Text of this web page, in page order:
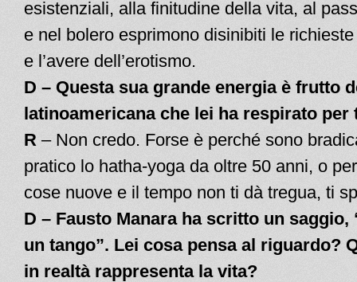
esistenziali, alla finitudine della vita, al
e nel bolero esprimono disinibiti le
e l’avere dell’erotismo.
D – Questa sua grande energia è frutto
latinoamericana che lei ha respirato per
R – Non credo. Forse è perché sono
pratico lo hatha-yoga da oltre 50 anni, o
cose nuove e il tempo non ti dà tregua, ti
D – Fausto Manara ha scritto un saggio,
un tango”. Lei cosa pensa al riguardo?
in realtà rappresenta la vita?